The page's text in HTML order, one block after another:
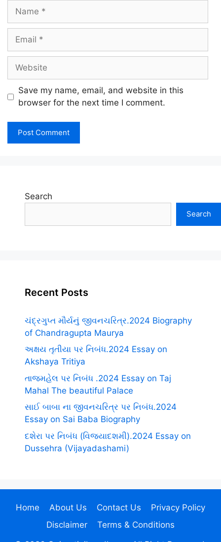
Name
Email
Website
Save my name, email, and website in this
browser for the next time I comment.
Search
Search
Recent Posts
ચંદ્રગુપ્ત મૌર્યનું જીવનચરિત્ર.2024 Biography
of Chandragupta Maurya
અક્ષય તૃતીયા પર નિબંધ.2024 Essay on
Akshaya Tritiya
તાજમહેલ પર નિબંધ .2024 Essay on Taj
Mahal The beautiful Palace
સાઈ બાબા ના જીવનચરિત્ર પર નિબંધ.2024
Essay on Sai Baba Biography
દશેરા પર નિબંધ (વિજયાદશમી).2024 Essay on
Dussehra (Vijayadashami)
Home About Us Contact Us
Privacy Policy
Disclaimer
Terms & Conditions